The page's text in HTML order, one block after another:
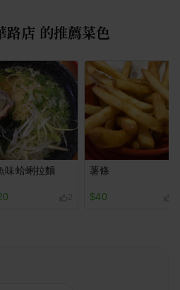
路店 的推薦菜色
味蛤蜊拉麵
2
薯條
$40